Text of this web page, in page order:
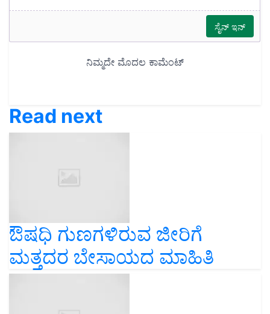
Read next
ಔಷಧಿ ಗುಣಗಳಿರುವ ಜೀರಿಗೆ
ಮತ್ತದರ ಬೇಸಾಯದ ಮಾಹಿತಿ